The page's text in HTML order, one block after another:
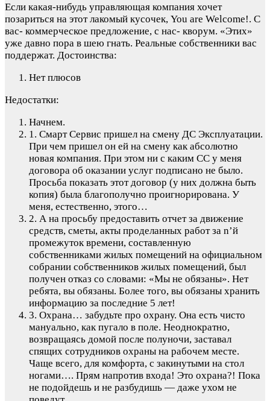
Если какая-нибудь управляющая компания хочет
позариться на этот лакомый кусочек, You are Welcome!. С
вас- коммерческое предложение, с нас- кворум. «Этих»
уже давно пора в шею гнать. Реальные собственники вас
поддержат. Достоинства:
Нет плюсов
Недостатки:
Начнем.
1. Смарт Сервис пришел на смену ДС Эксплуатации.
При чем пришел он ей на смену как абсолютно
новая компания. При этом ни с каким СС у меня
договора об оказании услуг подписано не было.
Просьба показать этот договор (у них должна быть
копия) была благополучно проигнорирована. У
меня, естественно, этого…
2. А на просьбу предоставить отчет за движение
средств, сметы, акты проделанных работ за n’й
промежуток времени, составленную
собственниками жилых помещений на официальном
собрании собственников жилых помещений, был
получен отказ со словами: «Мы не обязаны». Нет
ребята, вы обязаны. Более того, вы обязаны хранить
информацию за последние 5 лет!
3. Охрана… забудьте про охрану. Она есть чисто
мануально, как пугало в поле. Неоднократно,
возвращаясь домой после полуночи, заставал
спящих сотрудников охраны на рабочем месте.
Чаще всего, для комфорта, с закинутыми на стол
ногами…. Прям напротив входа! Это охрана?! Пока
не подойдешь и не разбудишь — даже ухом не